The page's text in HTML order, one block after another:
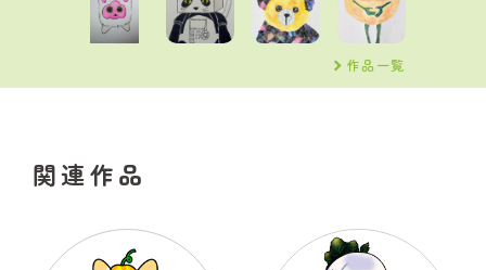
作品一覧
関連作品